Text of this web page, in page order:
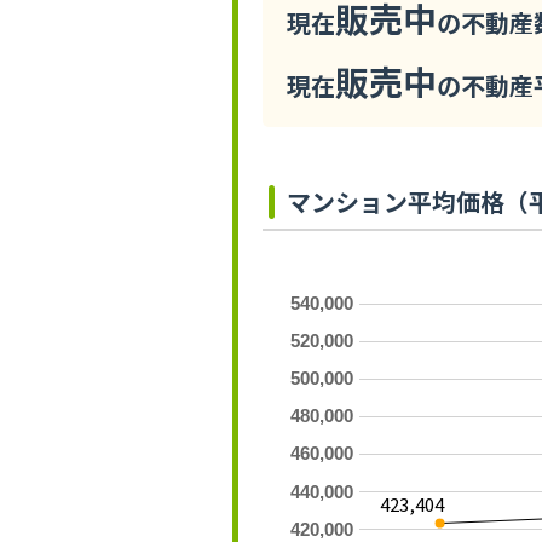
現在販売中の不動産
現在販売中の不動
マンション平均価格（
420,000
440,000
460,000
480,000
500,000
520,000
540,000
423,404